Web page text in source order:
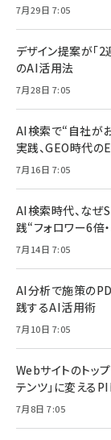
7月29日 7:05
デザイン提案が「
のAI活用法
7月28日 7:05
AI検索で“自社が
実践、GEO時代の
7月16日 7:05
AI検索時代、なぜ
践“フォロワー6倍
7月14日 7:05
AI分析で施策の
践するAI活用術
7月10日 7:05
Webサイトのトッ
テンツ」に変える
7月8日 7:05